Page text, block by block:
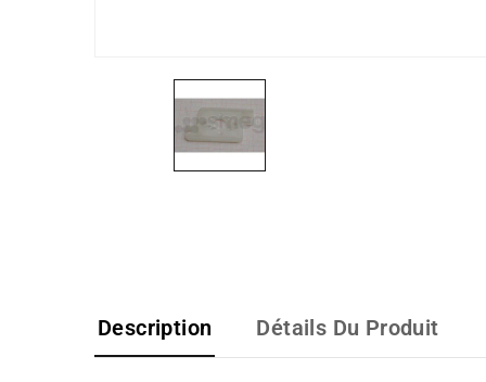
Description Détails Du Produit